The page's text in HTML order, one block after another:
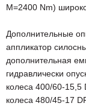
M=2400 Nm)
Дополнительные
аппликатор
дополнительная
гидравлически
колеса 400/60-15,5
колеса 480/45-17